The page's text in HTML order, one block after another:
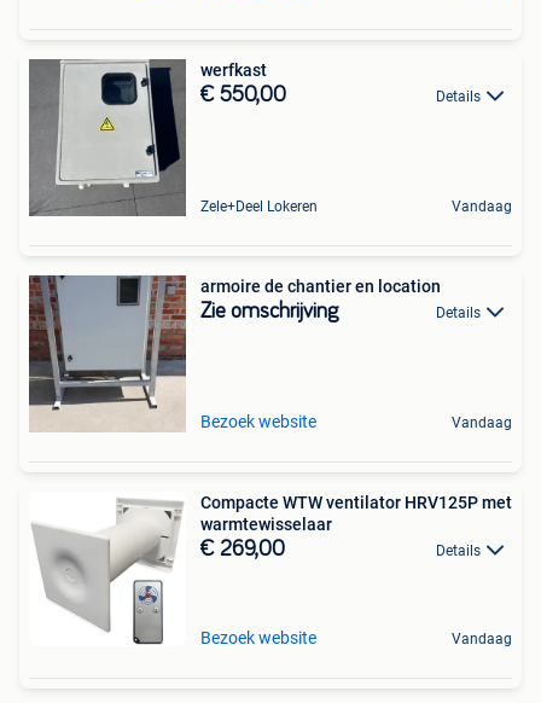
werfkast
€ 550,00 Details
Zele+Deel Lokeren Vandaag
armoire de chantier en location
Zie omschrijving Details
Bezoek website Vandaag
Compacte WTW ventilator HRV125P met
warmtewisselaar
€ 269,00 Details
Bezoek website Vandaag